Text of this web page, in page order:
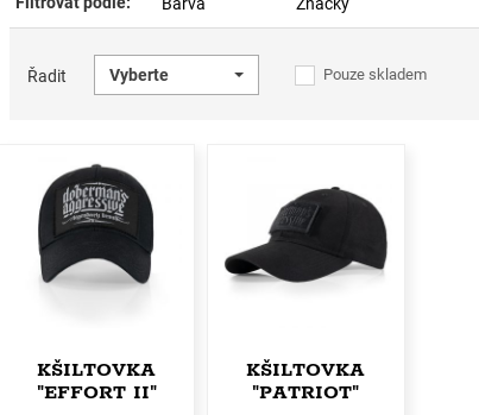
Řadit Vyberte Pouze skladem
KŠILTOVKA
"EFFORT II"
KŠILTOVKA
"PATRIOT"